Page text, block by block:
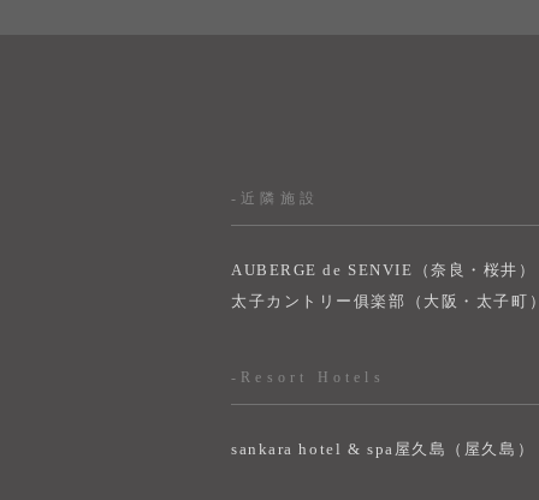
-近隣施設
AUBERGE de SENVIE（奈良・桜井）
太子カントリー俱楽部（大阪・太子町
-Resort Hotels
sankara hotel & spa屋久島（屋久島）